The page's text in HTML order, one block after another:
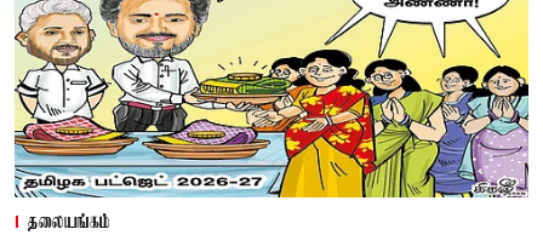
தலையங்கம்